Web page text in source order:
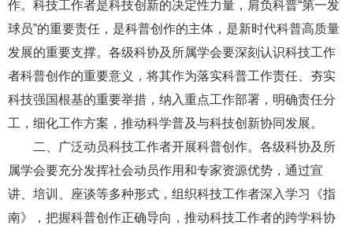
作。科技工作者是科技创新的决定性力量，肩负科普“第一发
球员”的重要责任，是科普创作的主体，是新时代科普高质量
发展的重要支撑。各级科协及所属学会要深刻认识科技工作
者科普创作的重要意义，将其作为落实科普工作责任、夯实
科技强国根基的重要举措，纳入重点工作部署，明确责任分
工，细化工作方案，推动科学普及与科技创新协同发展。
二、广泛动员科技工作者开展科普创作。各级科协及所
属学会要充分发挥社会动员作用和专家资源优势，通过宣
讲、培训、座谈等多种形式，组织科技工作者深入学习《指
南》，把握科普创作正确导向，推动科技工作者的跨学科协